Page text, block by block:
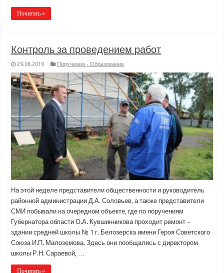
Почитать »
Контроль за проведением работ
29.06.2019 Поручения - Образование
На этой неделе представители общественности и руководитель
районной администрации Д.А. Соловьев, а также представители
СМИ побывали на очередном объекте, где по поручениям
Губернатора области О.А. Кувшинникова проходит ремонт –
здании средней школы № 1 г. Белозерска имени Героя Советского
Союза И.П. Малоземова. Здесь они пообщались с директором
школы Р.Н. Сараевой, …
Почитать »